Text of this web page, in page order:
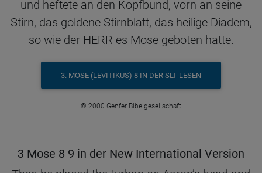
und heftete an den Kopfbund, vorn an seine
Stirn, das goldene Stirnblatt, das heilige Diadem,
so wie der HERR es Mose geboten hatte.
3. MOSE (LEVITIKUS) 8 IN DER SLT LESEN
© 2000 Genfer Bibelgesellschaft
3 Mose 8 9 in der New International Version